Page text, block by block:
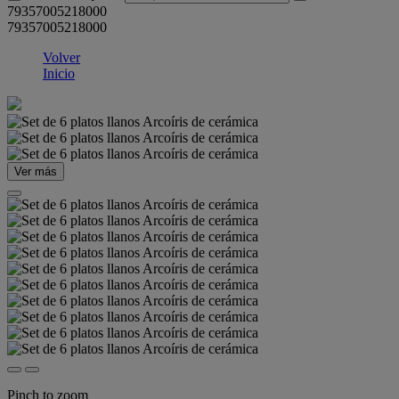
79357005218000
79357005218000
Volver
Inicio
Ver más
Pinch to zoom